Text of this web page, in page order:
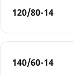
120/80-14
140/60-14